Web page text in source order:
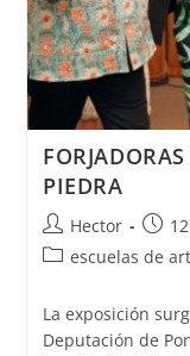
PIEDRA
Autor
de
Hector
de
Categoría
la
entrada:
escuelas de
La exposición
Deputación de